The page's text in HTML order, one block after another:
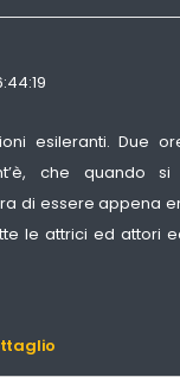
esileranti. Due
che quando
di essere appena
le attrici ed attori